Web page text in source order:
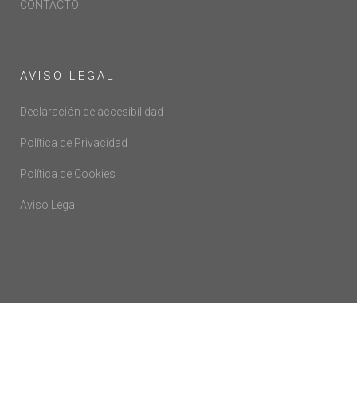
CONTACTO
AVISO LEGAL
Declaración de accesibilidad
Política de Privacidad
Política de Cookies
Aviso Legal